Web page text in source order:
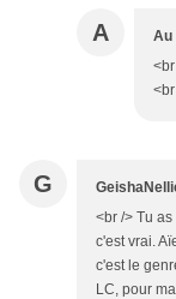
A Au
G
<br /> Tu
c'est vrai.
c'est le
LC, pour